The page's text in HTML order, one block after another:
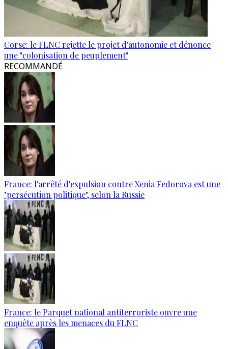
Corse: le FLNC rejette le projet d'autonomie et dénonce
une "colonisation de peuplement"
RECOMMANDÉ
France: l'arrêté d'expulsion contre Xenia Fedorova est une
"persécution politique", selon la Russie
France: le Parquet national antiterroriste ouvre une
enquête après les menaces du FLNC